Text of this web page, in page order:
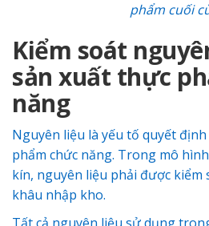
phẩm cuối
Kiểm soát
sản xuất thực
năng
Nguyên liệu là yếu tố quyết
phẩm chức năng. Trong mô
kín, nguyên liệu phải được kiểm
khâu nhập kho.